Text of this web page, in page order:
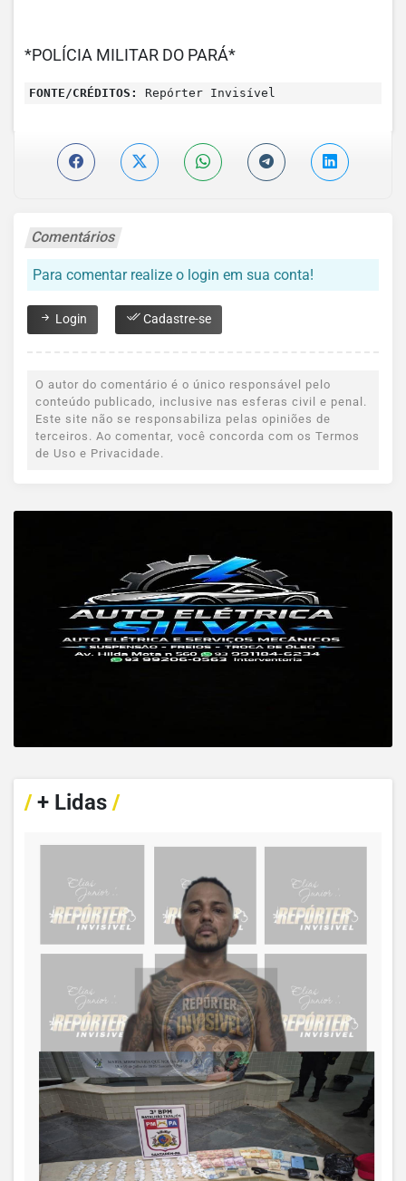
*POLÍCIA MILITAR DO PARÁ*
FONTE/CRÉDITOS: Repórter Invisível
Comentários
Para comentar realize o login em sua conta!
Login Cadastre-se
O autor do comentário é o único responsável pelo
conteúdo publicado, inclusive nas esferas civil e penal.
Este site não se responsabiliza pelas opiniões de
terceiros. Ao comentar, você concorda com os Termos
de Uso e Privacidade.
/+ Lidas /